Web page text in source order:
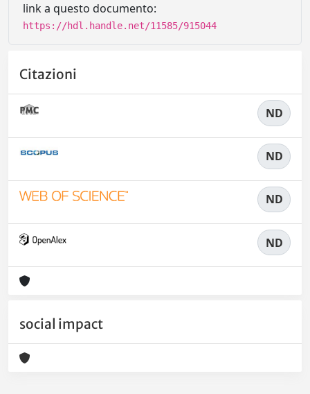
link a questo documento:
https://hdl.handle.net/11585/915044
Citazioni
ND
ND
ND
ND
social impact